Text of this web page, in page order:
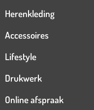
Herenkleding
Accessoires
Lifestyle
Drukwerk
Online afspraak